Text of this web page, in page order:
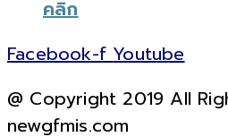
คลิก
Facebook-f Youtube
@ Copyright 2019 All
newgfmis.com